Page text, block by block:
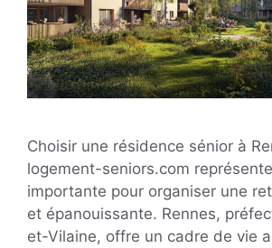
Choisir une résidence sénior à
logement-seniors.com
importante pour organiser une
et épanouissante. Rennes,
et-Vilaine, offre un cadre de vie